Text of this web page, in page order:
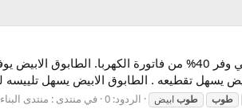
طوب طوبابيض الردود: 0 في منتدى : منتدى البناء